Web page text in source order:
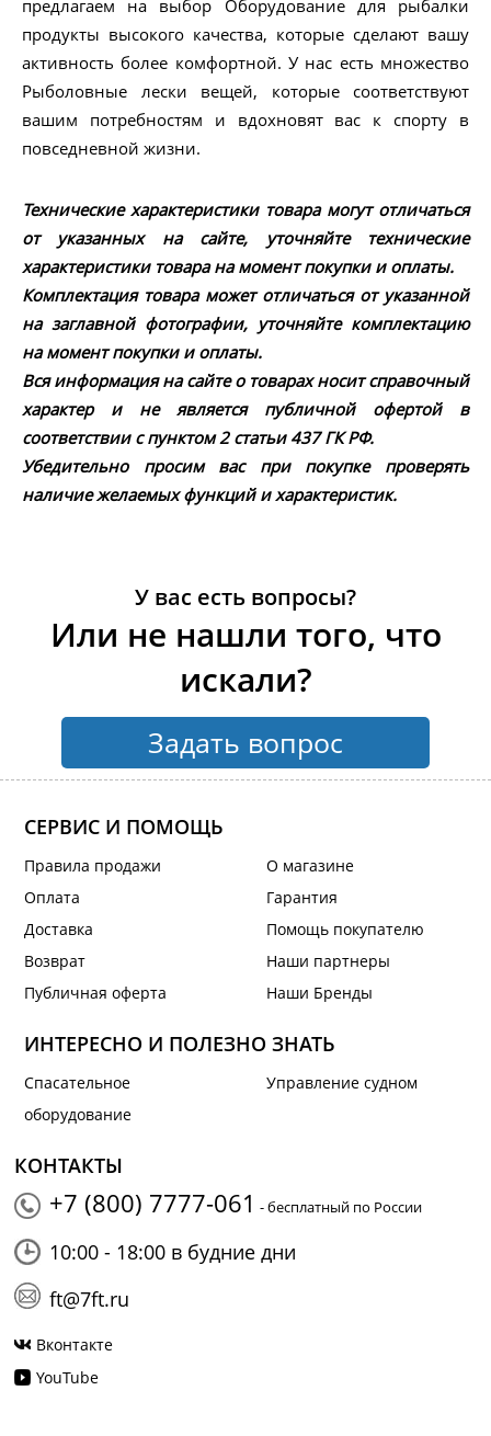
предлагаем на выбор Оборудование для рыбалки
продукты высокого качества, которые сделают вашу
активность более комфортной. У нас есть множество
Рыболовные лески вещей, которые соответствуют
вашим потребностям и вдохновят вас к спорту в
повседневной жизни.
Технические характеристики товара могут отличаться
от указанных на сайте, уточняйте технические
характеристики товара на момент покупки и оплаты.
Комплектация товара может отличаться от указанной
на заглавной фотографии, уточняйте комплектацию
на момент покупки и оплаты.
Вся информация на сайте о товарах носит справочный
характер и не является публичной офертой в
соответствии с пунктом 2 статьи 437 ГК РФ.
Убедительно просим вас при покупке проверять
наличие желаемых функций и характеристик.
У вас есть вопросы?
Или не нашли того, что
искали?
Задать вопрос
СЕРВИС И ПОМОЩЬ
Правила продажи
Оплата
Доставка
Возврат
Публичная оферта
О магазине
Гарантия
Помощь покупателю
Наши партнеры
Наши Бренды
ИНТЕРЕСНО И ПОЛЕЗНО ЗНАТЬ
Спасательное
оборудование
Управление судном
КОНТАКТЫ
+7 (800) 7777-061 - бесплатный по России
10:00 - 18:00 в будние дни
ft@7ft.ru
Вконтакте
YouTube